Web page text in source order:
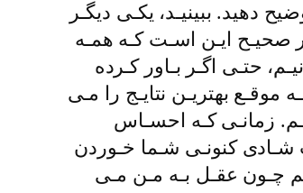
دهید. ببینیـد، یکـی دیگـر
صحیـح ایـن اسـت کـه همـه
حتـی اگـر بـاور کـرده
موقـع بهتریـن نتایـج را مـی
زمانـی کـه احسـاس
شـادی کنونـی شـما خـوردن
چـون عقـل بـه مـن مـی